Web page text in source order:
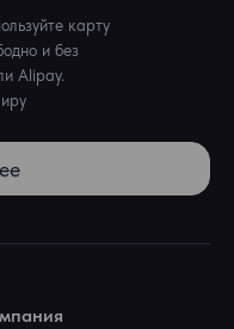
карту
и без
Alipay.